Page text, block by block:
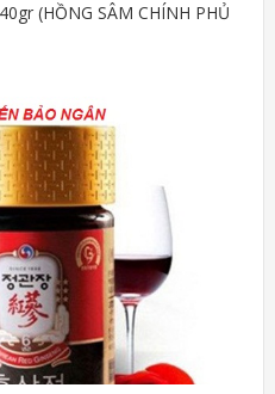
(HỒNG SÂM CHÍNH PHỦ